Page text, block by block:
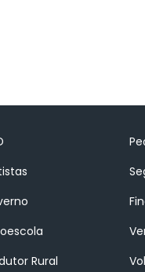
Rural